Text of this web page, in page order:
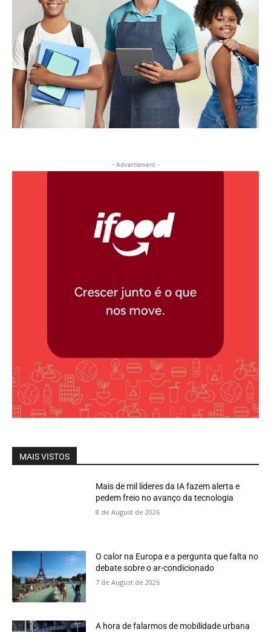
- Advertisment -
MAIS VISTOS
Mais de mil líderes da IA fazem alerta e
pedem freio no avanço da tecnologia
8 de August de 2026
O calor na Europa e a pergunta que falta no
debate sobre o ar-condicionado
7 de August de 2026
A hora de falarmos de mobilidade urbana